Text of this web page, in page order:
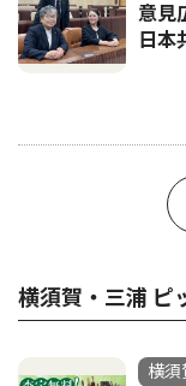
意見
日本
横須賀・三浦 ピ
横須